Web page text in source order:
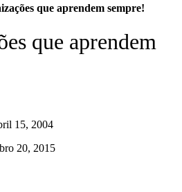
que aprendem sempre!
que aprendem
15, 2004
20, 2015